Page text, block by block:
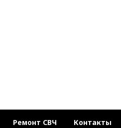
Ремонт СВЧ Контакты